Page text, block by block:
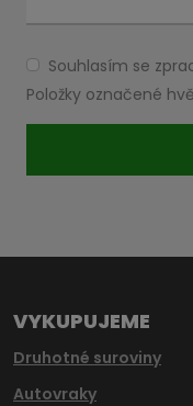
Souhlasím
se
zpracováním
osobních
Souhlasím se
Položky označené
nepodařilo
VYKUPUJEME
Druhotné suroviny
Autovraky